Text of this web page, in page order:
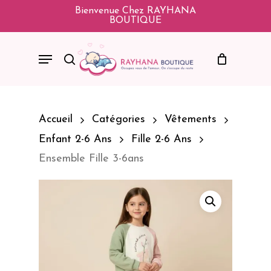
Bienvenue Chez RAYHANA
BOUTIQUE
Search
Menu
Accueil Catégories
Vêtements
Enfant 2-6 Ans
Fille 2-6 Ans
Ensemble Fille 3-6ans